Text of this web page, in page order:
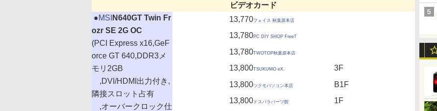
ビデオカード
●MSI N640GT Twin Fr
ozr SE 2G OC
(PCI Express x16,GeF
orce GT 640,DDR3メ
モリ2GB
,DVI/HDMI出力付き,
隣接スロット占有
,オーバークロック仕
13,770フェイス 秋葉原本店
13,780PC DIY SHOP FreeT
13,780TWOTOP秋葉原本店
13,800TSUKUMO eX.
3F
13,800ツクモパソコン本店
B1F
13,800 ドスパラパーツ館
1F